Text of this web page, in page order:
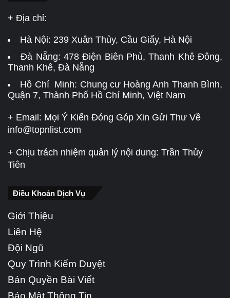
+ Địa chỉ:
Hà Nội: 239 Xuân Thủy, Cầu Giấy, Hà Nội
Đà Nẵng:478 Điện Biên Phủ, Thanh Khê Đông,
Thanh Khê, Đà Nẵng
Hồ Chí Minh: Chung cư Hoàng Anh Thanh Bình,
Quận 7, Thành Phố Hồ Chí Minh, Việt Nam
+ Email: Mọi Ý Kiến Đóng Góp Xin Gửi Thư Về
info@topnlist.com
+ Chịu trách nhiệm quản lý nội dung: Trần Thủy
Tiên
Điều Khoản Dịch Vụ
Giới Thiệu
Liên Hệ
Đội Ngũ
Quy Trình Kiểm Duyệt
Bản Quyền Bài Viết
Bảo Mật Thông Tin